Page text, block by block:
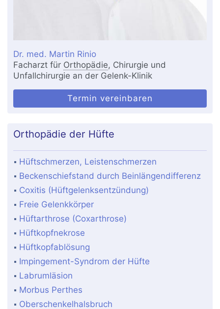
Dr. med. Martin Rinio
Facharzt für Orthopädie, Chirurgie und
Unfallchirurgie an der Gelenk-Klinik
Termin vereinbaren
Orthopädie der Hüfte
Hüftschmerzen, Leistenschmerzen
Beckenschiefstand durch Beinlängendifferenz
Coxitis (Hüftgelenksentzündung)
Freie Gelenkkörper
Hüftarthrose (Coxarthrose)
Hüftkopfnekrose
Hüftkopfablösung
Impingement-Syndrom der Hüfte
Labrumläsion
Morbus Perthes
Oberschenkelhalsbruch